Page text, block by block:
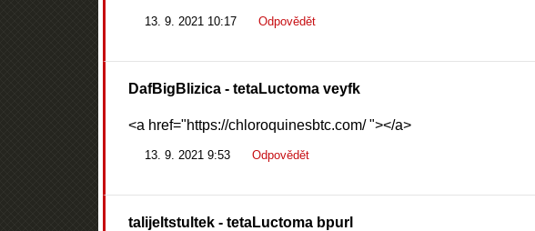
13. 9. 2021 10:17 Odpovědět
DafBigBlizica- tetaLuctoma veyfk
<a href="https://chloroquinesbtc.com/ "></a>
13. 9. 2021 9:53 Odpovědět
talijeltstultek- tetaLuctoma bpurl